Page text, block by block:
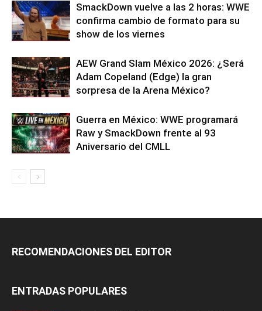
SmackDown vuelve a las 2 horas: WWE
confirma cambio de formato para su
show de los viernes
AEW Grand Slam México 2026: ¿Será
Adam Copeland (Edge) la gran
sorpresa de la Arena México?
Guerra en México: WWE programará
Raw y SmackDown frente al 93
Aniversario del CMLL
RECOMENDACIONES DEL EDITOR
ENTRADAS POPULARES